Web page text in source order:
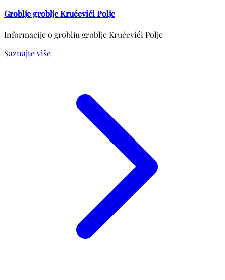
Groblje groblje Krućevići Polje
Informacije o groblju groblje Krućevići Polje
Saznajte više